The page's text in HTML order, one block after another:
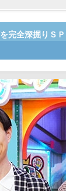
完全深掘りＳ